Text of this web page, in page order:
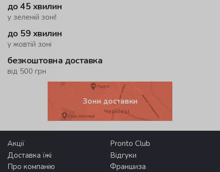
до 45 хвилин
у зеленій зоні!
до 59 хвилин
у жовтій зоні
безкоштовна доставка
від 500 грн
Зони доставки
Акції
Pronto Club
Доставка їжі
Відгуки
Про компанію
Франшиза